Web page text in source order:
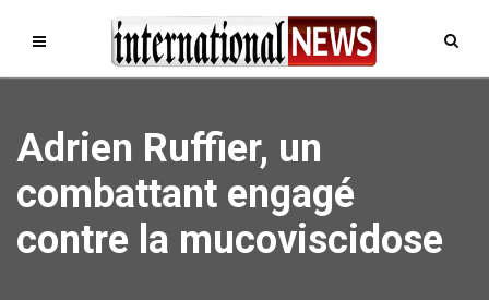
Adrien Ruffier, un
combattant engagé
contre la mucoviscidose